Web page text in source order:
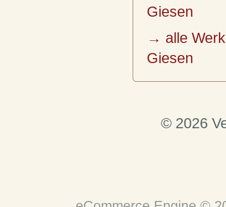
Giesen
→ alle
Giesen
© 2026